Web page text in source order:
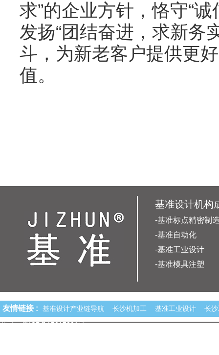
求”的企业方针，恪守“
发扬“团结奋进，求新务
斗，为新老客户提供更
值。
基准设计机构
-基准标点精密制
-基准自动化
-基准工业设计
-基准模具注塑
友情链接 : 基准设计产业链导航 长沙机加工 基准工业设计 长
公司 粤ICP备17017891号